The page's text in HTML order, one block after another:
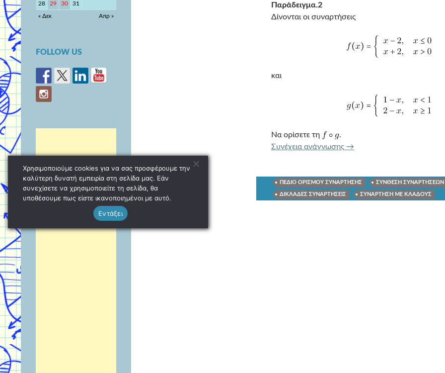
Παράδειγμα.2
Δίνονται οι συναρτήσεις
και
Να ορίσετε τη
.
Συνέχεια ανάγνωσης ΣΥΝΘΕΣΗ ΔΙΚΛΑΔΩΝ
→
ΠΕΔΙΟ ΟΡΙΣΜΟΥ ΣΥΝΑΡΤΗΣΗΣ ΣΥΝΘΕΣΗ ΣΥΝΑΡΤΗΣΕΩΝ
ΔΙΚΛΑΔΕΣ ΣΥΝΑΡΤΗΣΕΙΣ ΣΥΝΑΡΤΗΣΗ ΜΕ ΚΛΑΔΟΥΣ
28 29 30 31
« Δεκ Απρ »
FOLLOW US
Χρησιμοποιούμε cookies για να σας προσφέρουμε την
καλύτερη δυνατή εμπειρία στη σελίδα μας. Εάν
συνεχίσετε να χρησιμοποιείτε τη σελίδα, θα
υποθέσουμε πως είστε ικανοποιημένοι με αυτό.
Εντάξει